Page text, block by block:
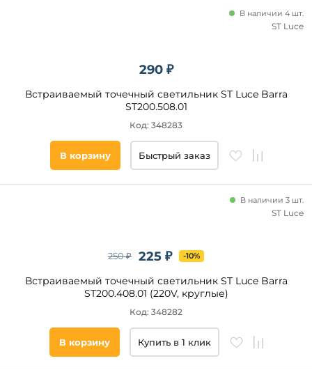
Подобрать
товары
290 ₽
Встраиваемый точечный светильник ST Luce Barra
ST200.508.01
В наличии 4 шт.
Код: 348283
ST Luce
В корзину Быстрый заказ
225 ₽
250 ₽ -10%
Встраиваемый точечный светильник ST Luce Barra
ST200.408.01 (220V, круглые)
В наличии 3 шт.
Код: 348282
ST Luce
В корзину Купить в 1 клик